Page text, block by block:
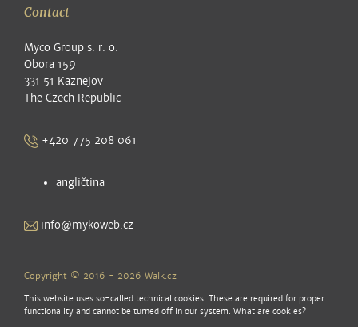
Contact
Myco Group s. r. o.
Obora 159
331 51 Kaznejov
The Czech Republic
+420 775 208 061
angličtina
info@mykoweb.cz
Copyright © 2016 - 2026 Walk.cz
This website uses so-called technical cookies. These are required for proper
functionality and cannot be turned off in our system. What are cookies?